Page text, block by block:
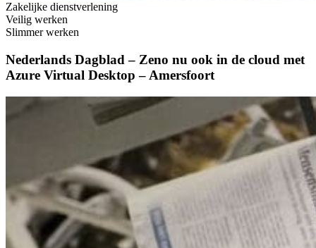
Zakelijke dienstverlening
Veilig werken
Slimmer werken
Nederlands Dagblad – Zeno nu ook in de cloud met
Azure Virtual Desktop – Amersfoort